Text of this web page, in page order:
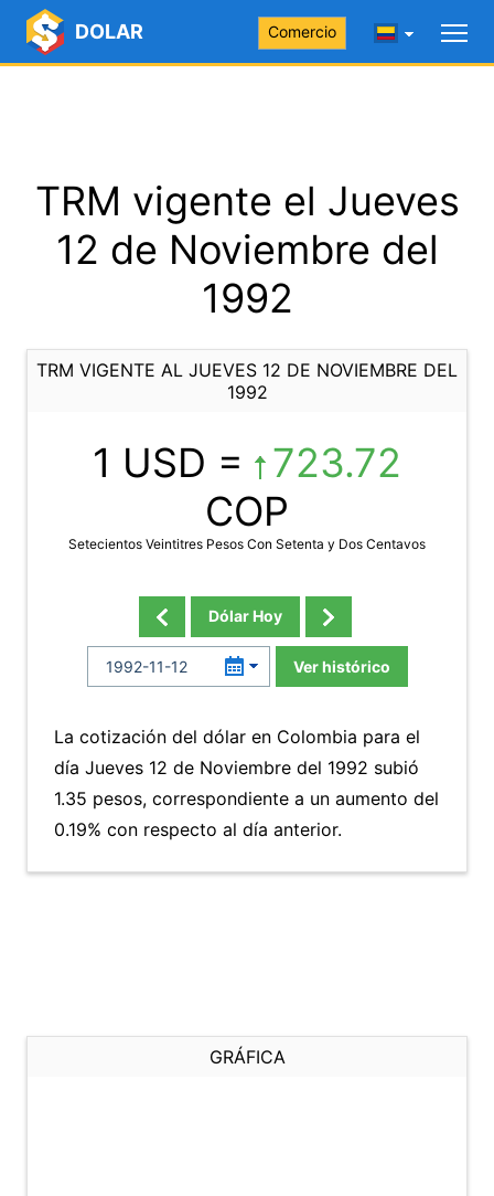
DOLAR Comercio
TRM vigente el Jueves
12 de Noviembre del
1992
TRM VIGENTE AL JUEVES 12 DE NOVIEMBRE DEL
1992
1 USD =
723.72
COP
Setecientos Veintitres Pesos Con Setenta y Dos Centavos
Dólar Hoy
Ver histórico
La cotización del dólar en Colombia para el
día Jueves 12 de Noviembre del 1992 subió
1.35 pesos, correspondiente a un aumento del
0.19% con respecto al día anterior.
GRÁFICA